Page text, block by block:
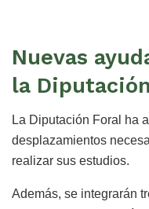
Nuevas
la
La Diputación Foral ha
desplazamientos
realizar sus estudios.
Además, se integrarán